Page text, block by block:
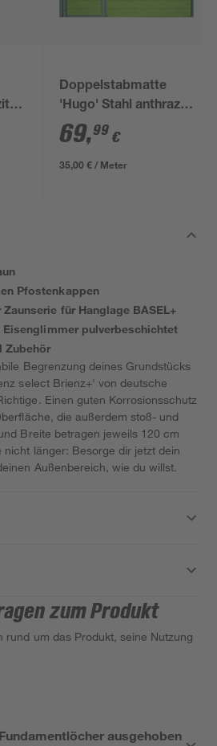
Doppelstabmatte
'Hugo' Stahl anthrazit
200 x 180 cm
69,99 €
35,00 € / Meter
Pfostenkappen
für Hanglage BASEL+
pulverbeschichtet
Zubehör
Begrenzung deines Grundstücks
select Brienz+' von deutsche
Einen guten Korrosionsschutz
die außerdem stoß- und
Breite betragen jeweils 120 cm
länger: Besorge dir jetzt dein
Außenbereich, wie du willst.
zum Produkt
rund um das Produkt, seine Nutzung
ausgehoben